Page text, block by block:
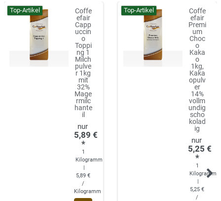
Top-Artikel
Coffe
efair
Capp
uccin
o
Toppi
ng 1
Milch
pulve
r 1kg
mit
32%
Mage
rmilc
hante
il
5,89 €
*
1
Kilogramm
|
5,89 €
/
Kilogramm
Top-Artikel
Coffe
efair
Premi
um
Choc
o
Kaka
o
1kg,
Kaka
opulv
er
14%
vollm
undig
scho
kolad
ig
5,25 €
*
1
Kilogramm
|
5,25 €
/